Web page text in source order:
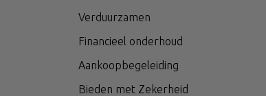
Verduurzamen
Financieel onderhoud
Aankoopbegeleiding
Bieden met Zekerheid